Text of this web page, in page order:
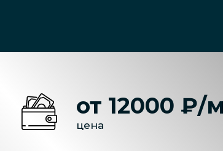
от 12000 ₽/
цена